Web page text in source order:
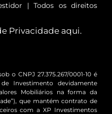
| Todos os direitos
Privacidade aqui.
o CNPJ 27.375.267/0001-10 é
Investimento devidamente
Mobiliários na forma da
que mantém contrato de
com a XP Investimentos